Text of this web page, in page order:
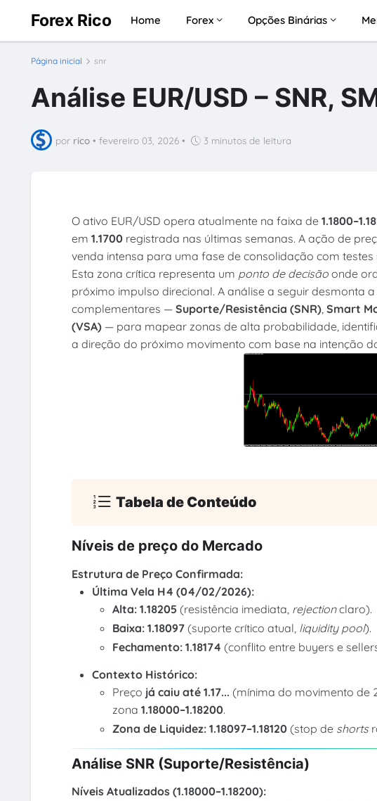
Forex Rico Home Forex Opções Binárias
Página inicial snr
Análise EUR/USD – SNR,
por rico • fevereiro 03, 2026 • 3 minutos de leitura
O ativo EUR/USD opera atualmente na faixa de
em 1.1700registrada nas últimas semanas. A ação de
venda intensa para uma fase de consolidação com testes
Esta zona crítica representa um ponto de decisãoonde
próximo impulso direcional. A análise a seguir desmonta
complementares — Suporte/Resistência (SNR), Smart
(VSA)— para mapear zonas de alta probabilidade,
a direção do próximo movimento com base na intenção
Tabela de Conteúdo
Níveis de preço do Mercado
Estrutura de Preço Confirmada:
Última Vela H4 (04/02/2026):
Alta: 1.18205 (resistência imediata, rejectionclaro).
Baixa: 1.18097 (suporte crítico atual, liquidity pool).
Fechamento: 1.18174 (conflito entre buyers e
Contexto Histórico:
Preço já caiu até 1.17... (mínima do movimento de
zona1.18000–1.18200.
Zona de Liquidez: 1.18097–1.18120 (stop de shorts
Análise SNR (Suporte/Resistência)
Níveis Atualizados (1.18000–1.18200):